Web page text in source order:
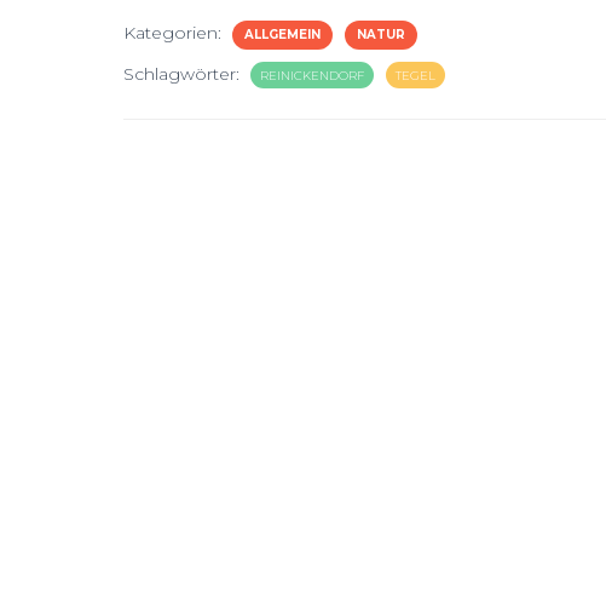
Kategorien: ALLGEMEIN NATUR
Schlagwörter: REINICKENDORF TEGEL